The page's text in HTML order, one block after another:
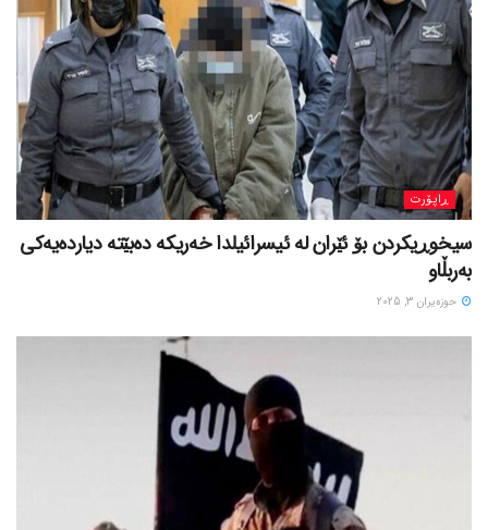
ڕاپۆرت
سیخوڕیکردن بۆ ئێران لە ئیسرائیلدا خەریکە دەبێتە دیاردەیەکی
بەربڵاو
حوزه‌یران 3, 2025